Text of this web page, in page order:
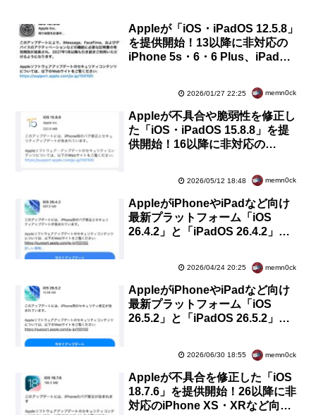
Appleが「iOS・iPadOS 12.5.8」
を提供開始！13以降に非対応の
iPhone 5s・6・6 Plus、iPad
2026/01/27 22:25 memn0ck
Appleが不具合や脆弱性を修正し
た「iOS・iPadOS 15.8.8」を提
供開始！16以降に非対応の
2026/05/12 18:48 memn0ck
AppleがiPhoneやiPadなど向け
最新プラットフォーム「iOS
26.4.2」と「iPadOS 26.4.2」を
2026/04/24 20:25 memn0ck
AppleがiPhoneやiPadなど向け
最新プラットフォーム「iOS
26.5.2」と「iPadOS 26.5.2」を
2026/06/30 18:55 memn0ck
Appleが不具合を修正した「iOS
18.7.6」を提供開始！26以降に非
対応のiPhone XS・XRなど向